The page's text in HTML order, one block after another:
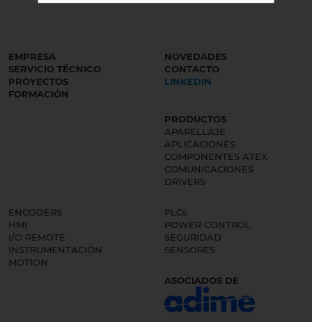
EMPRESA
SERVICIO TÉCNICO
PROYECTOS
FORMACIÓN
NOVEDADES
CONTACTO
LINKEDIN
PRODUCTOS
APARELLAJE
APLICACIONES
COMPONENTES ATEX
COMUNICACIONES
DRIVERS
ENCODERS
HMI
I/O REMOTE
INSTRUMENTACIÓN
MOTION
PLCs
POWER CONTROL
SEGURIDAD
SENSORES
ASOCIADOS DE